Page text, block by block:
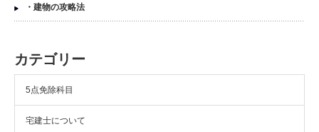
・建物の攻略法
カテゴリー
5点免除科目
宅建士について